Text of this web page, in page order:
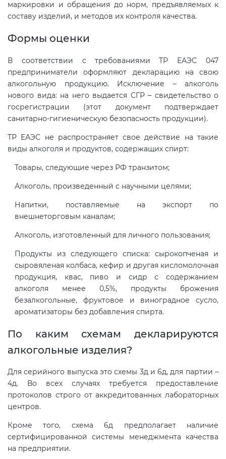
маркировки и обращения до норм, предъявляемых к
составу изделий, и методов их контроля качества.
Формы оценки
В соответствии с требованиями ТР ЕАЭС 047
предприниматели оформляют декларацию на свою
алкогольную продукцию. Исключение – алкоголь
нового вида: на него выдается СГР – свидетельство о
госрегистрации (этот документ подтверждает
санитарно-гигиеническую безопасность продукции).
ТР ЕАЭС не распространяет свое действие на такие
виды алкоголя и продуктов, содержащих спирт:
Товары, следующие через РФ транзитом;
Алкоголь, произведенный с научными целями;
Напитки, поставляемые на экспорт по
внешнеторговым каналам;
Алкоголь, изготовленный для личного пользования;
Продукты из следующего списка: сырокопченая и
сыровяленая колбаса, кефир и другая кисломолочная
продукция, квас, пиво и сидр с содержанием
алкоголя менее 0,5%, продукты брожения
безалкогольные, фруктовое и виноградное сусло,
ароматизаторы без добавления спирта.
По каким схемам декларируются
алкогольные изделия?
Для серийного выпуска это схемы 3д и 6д, для партии –
4д. Во всех случаях требуется предоставление
протоколов строго от аккредитованных лабораторных
центров.
Кроме того, схема 6д предполагает наличие
сертифицированной системы менеджмента качества
на предприятии.
товаров
Сертификация электротехники
Сертификация ресурсов